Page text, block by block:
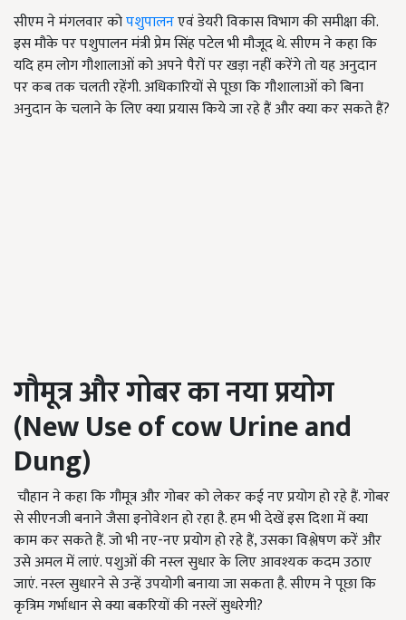
सीएम ने मंगलवार कोपशुपालनएवं डेयरी विकास विभाग की समीक्षा की.
इस मौके पर पशुपालन मंत्री प्रेम सिंह पटेल भी मौजूद थे. सीएम ने कहा कि
यदि हम लोग गौशालाओं को अपने पैरों पर खड़ा नहीं करेंगे तो यह अनुदान
पर कब तक चलती रहेंगी. अधिकारियों से पूछा कि गौशालाओं को बिना
अनुदान के चलाने के लिए क्या प्रयास किये जा रहे हैं और क्या कर सकते हैं?
गौमूत्र और गोबर का नया प्रयोग
(New Use of cow Urine and
Dung)
चौहान ने कहा कि गौमूत्र और गोबर को लेकर कई नए प्रयोग हो रहे हैं. गोबर
से सीएनजी बनाने जैसा इनोवेशन हो रहा है. हम भी देखें इस दिशा में क्या
काम कर सकते हैं. जो भी नए-नए प्रयोग हो रहे हैं, उसका विश्लेषण करें और
उसे अमल में लाएं. पशुओं की नस्ल सुधार के लिए आवश्यक कदम उठाए
जाएं. नस्ल सुधारने से उन्हें उपयोगी बनाया जा सकता है. सीएम ने पूछा कि
कृत्रिम गर्भाधान से क्या बकरियों की नस्लें सुधरेगी?